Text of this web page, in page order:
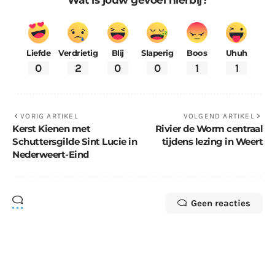
Liefde
0
Verdrietig
2
Blij
0
Slaperig
0
Boos
1
Uhuh
1
VORIG ARTIKEL
Kerst Kienen met
Schuttersgilde Sint Lucie in
Nederweert-Eind
VOLGEND ARTIKEL
Rivier de Worm centraal
tijdens lezing in Weert
Geen reacties